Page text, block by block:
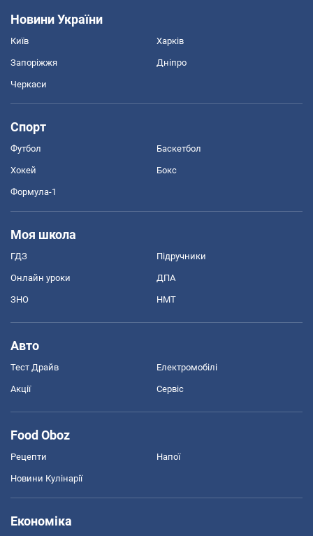
Новини України
Київ Харків
Запоріжжя Дніпро
Черкаси
Спорт
Футбол Баскетбол
Хокей Бокс
Формула-1
Моя школа
ГДЗ Підручники
Онлайн уроки ДПА
ЗНО НМТ
Авто
Тест Драйв Електромобілі
Акції Сервіс
Food Oboz
Рецепти Напої
Новини Кулінарії
Економіка